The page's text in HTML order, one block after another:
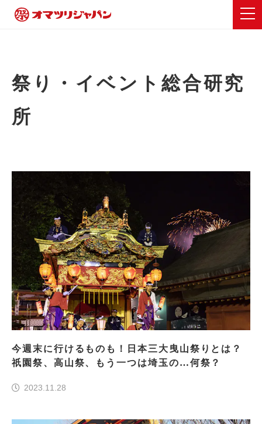
祭り・イベント総合研究
所
今週末に行けるものも！日本三大曳山祭りとは？
祇園祭、高山祭、もう一つは埼玉の…何祭？
2023.11.28